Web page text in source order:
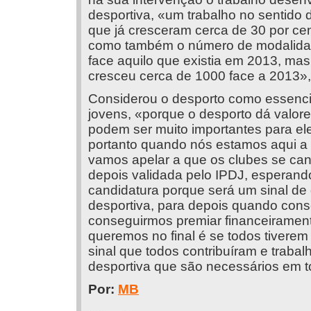
desportiva, «um trabalho no sentido
que já cresceram cerca de 30 por
como também o número de
face aquilo que existia em 2013,
cresceu cerca de 1000 face a
Considerou o desporto como
jovens, «porque o desporto dá
podem ser muito importantes para
portanto quando nós estamos aqui
vamos apelar a que os clubes se
depois validada pelo IPDJ,
candidatura porque será um sinal
desportiva, para depois quando
conseguirmos premiar
queremos no final é se todos
sinal que todos contribuíram e
desportiva que são necessários em
Por: MB